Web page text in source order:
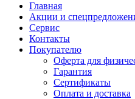
Главная
Акции и
Сервис
Контакты
Покупателю
Оферта для
Гарантия
Сертификаты
Оплата и доставка